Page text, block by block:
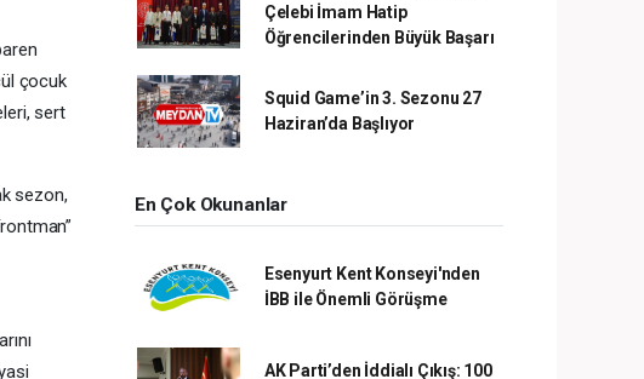
çocuk
sert
sezon,
Çelebi İmam Hatip
Öğrencilerinden Büyük Başarı
Squid Game’in 3. Sezonu 27
Haziran’da Başlıyor
En Çok Okunanlar
Esenyurt Kent Konseyi'nden
İBB ile Önemli Görüşme
AK Parti’den İddialı Çıkış: 100